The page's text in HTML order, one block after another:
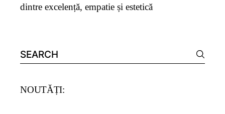
dintre excelență, empatie și estetică
Search
for:
NOUTĂȚI: